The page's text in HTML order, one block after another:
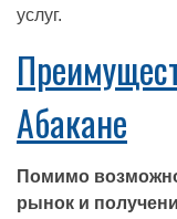
услуг.
Абакане
Помимо
рынок и